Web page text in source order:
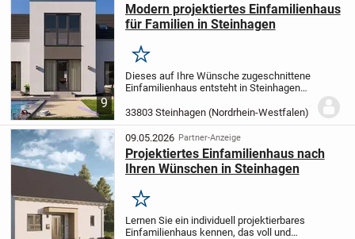
9
Modern projektiertes Einfamilienhaus
für Familien in Steinhagen
Merken
Dieses auf Ihre Wünsche zugeschnittene
Einfamilienhaus entsteht in Steinhagen
auf 193,71 m² Wohnfläche viel Raum für
Wohnträume. Das zweigeschossige Haus
steht...
33803 Steinhagen (Nordrhein-Westfalen)
09.05.2026 Partner-Anzeige
Projektiertes Einfamilienhaus nach
Ihren Wünschen in Steinhagen
Merken
Lernen Sie ein individuell projektierbares
Einfamilienhaus kennen, das voll und